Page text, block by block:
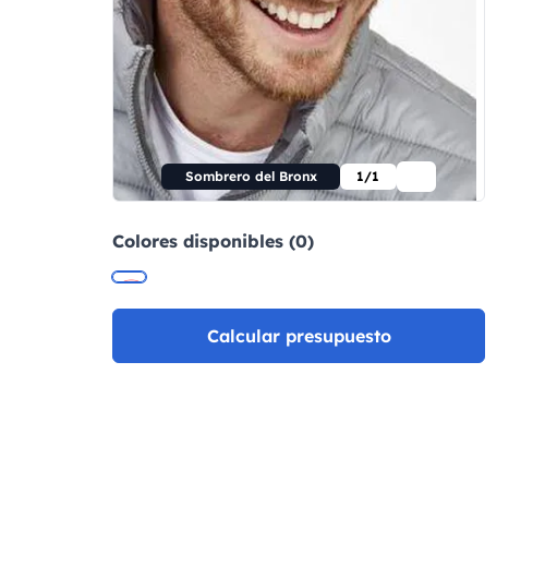
Sombrero del Bronx 1/1
Colores disponibles (0)
Calcular presupuesto